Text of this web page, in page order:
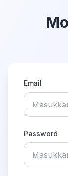
Email
Password